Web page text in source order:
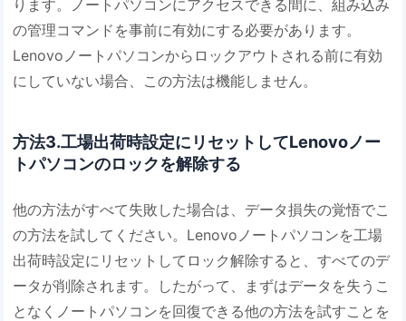
ります。ノートパソコンにアクセスできる間に、組み込み
の管理コマンドを事前に有効にする必要があります。
Lenovoノートパソコンからロックアウトされる前に有効
にしていない場合、この方法は機能しません。
方法3.工場出荷時設定にリセットしてLenovoノー
トパソコンのロックを解除する
他の方法がすべて失敗した場合は、データ損失の覚悟でこ
の方法を試してください。Lenovoノートパソコンを工場
出荷時設定にリセットしてロック解除すると、すべてのデ
ータが削除されます。したがって、まずはデータを失うこ
となくノートパソコンを回復できる他の方法を試すことを